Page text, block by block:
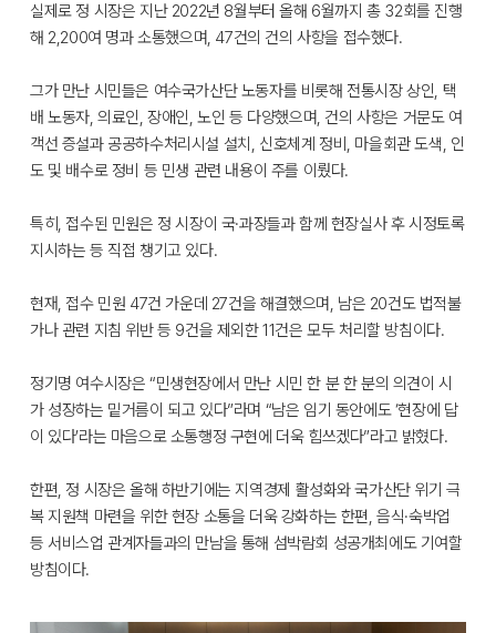
실제로 정 시장은 지난 2022년 8월부터 올해 6월까지 총 32회를 진행
해 2,200여 명과 소통했으며, 47건의 건의 사항을 접수했다.
그가 만난 시민들은 여수국가산단 노동자를 비롯해 전통시장 상인, 택
배 노동자, 의료인, 장애인, 노인 등 다양했으며, 건의 사항은 거문도 여
객선 증설과 공공하수처리시설 설치, 신호체계 정비, 마을회관 도색, 인
도 및 배수로 정비 등 민생 관련 내용이 주를 이뤘다.
특히, 접수된 민원은 정 시장이 국·과장들과 함께 현장실사 후 시정토록
지시하는 등 직접 챙기고 있다.
현재, 접수 민원 47건 가운데 27건을 해결했으며, 남은 20건도 법적불
가나 관련 지침 위반 등 9건을 제외한 11건은 모두 처리할 방침이다.
정기명 여수시장은 “민생현장에서 만난 시민 한 분 한 분의 의견이 시
가 성장하는 밑거름이 되고 있다”라며 “남은 임기 동안에도 ‘현장에 답
이 있다’라는 마음으로 소통행정 구현에 더욱 힘쓰겠다”라고 밝혔다.
한편, 정 시장은 올해 하반기에는 지역경제 활성화와 국가산단 위기 극
복 지원책 마련을 위한 현장 소통을 더욱 강화하는 한편, 음식·숙박업
등 서비스업 관계자들과의 만남을 통해 섬박람회 성공개최에도 기여할
방침이다.